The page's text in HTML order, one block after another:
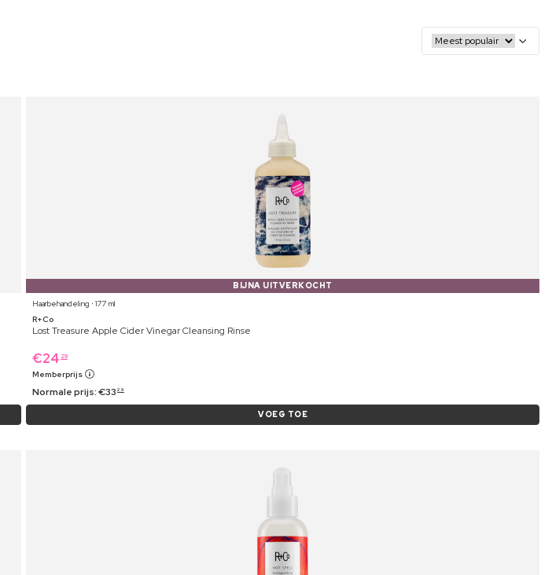
BIJNA UITVERKOCHT
Haarbehandeling ⋅ 177 ml
R+Co
Lost Treasure Apple Cider Vinegar Cleansing Rinse
€24 29
Memberprijs
Normale prijs:€33 29
VOEG TOE